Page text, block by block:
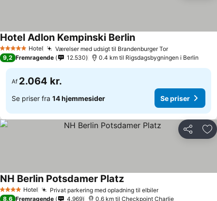
5 Stjerner Hotel Værelser med udsigt til Brandenburger Tor
Hotel Adlon Kempinski Berlin
9,2 Fremragende 12.530 0.4 km til Rigsdagsbygningen i Berlin
Af 2.064 kr.
Se priser fra 14 hjemmesider Se priser
Del
4 StjernerHotel Privat parkering med opladning til elbiler
NH Berlin Potsdamer Platz
8,6 Fremragende 4.969 0.6 km til Checkpoint Charlie